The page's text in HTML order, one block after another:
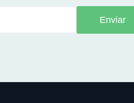
Enviar